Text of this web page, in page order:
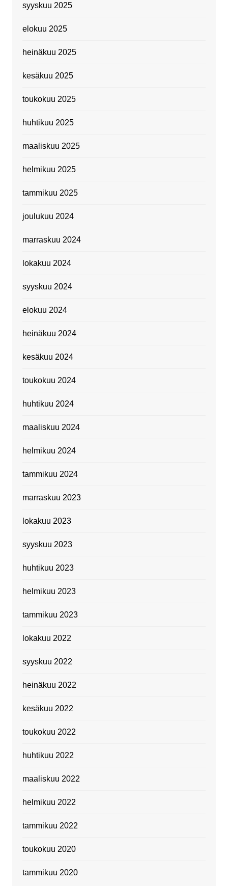
syyskuu 2025
elokuu 2025
heinäkuu 2025
kesäkuu 2025
toukokuu 2025
huhtikuu 2025
maaliskuu 2025
helmikuu 2025
tammikuu 2025
joulukuu 2024
marraskuu 2024
lokakuu 2024
syyskuu 2024
elokuu 2024
heinäkuu 2024
kesäkuu 2024
toukokuu 2024
huhtikuu 2024
maaliskuu 2024
helmikuu 2024
tammikuu 2024
marraskuu 2023
lokakuu 2023
syyskuu 2023
huhtikuu 2023
helmikuu 2023
tammikuu 2023
lokakuu 2022
syyskuu 2022
heinäkuu 2022
kesäkuu 2022
toukokuu 2022
huhtikuu 2022
maaliskuu 2022
helmikuu 2022
tammikuu 2022
toukokuu 2020
tammikuu 2020